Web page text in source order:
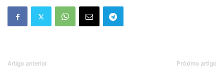
Artigo anterior Próximo artigo